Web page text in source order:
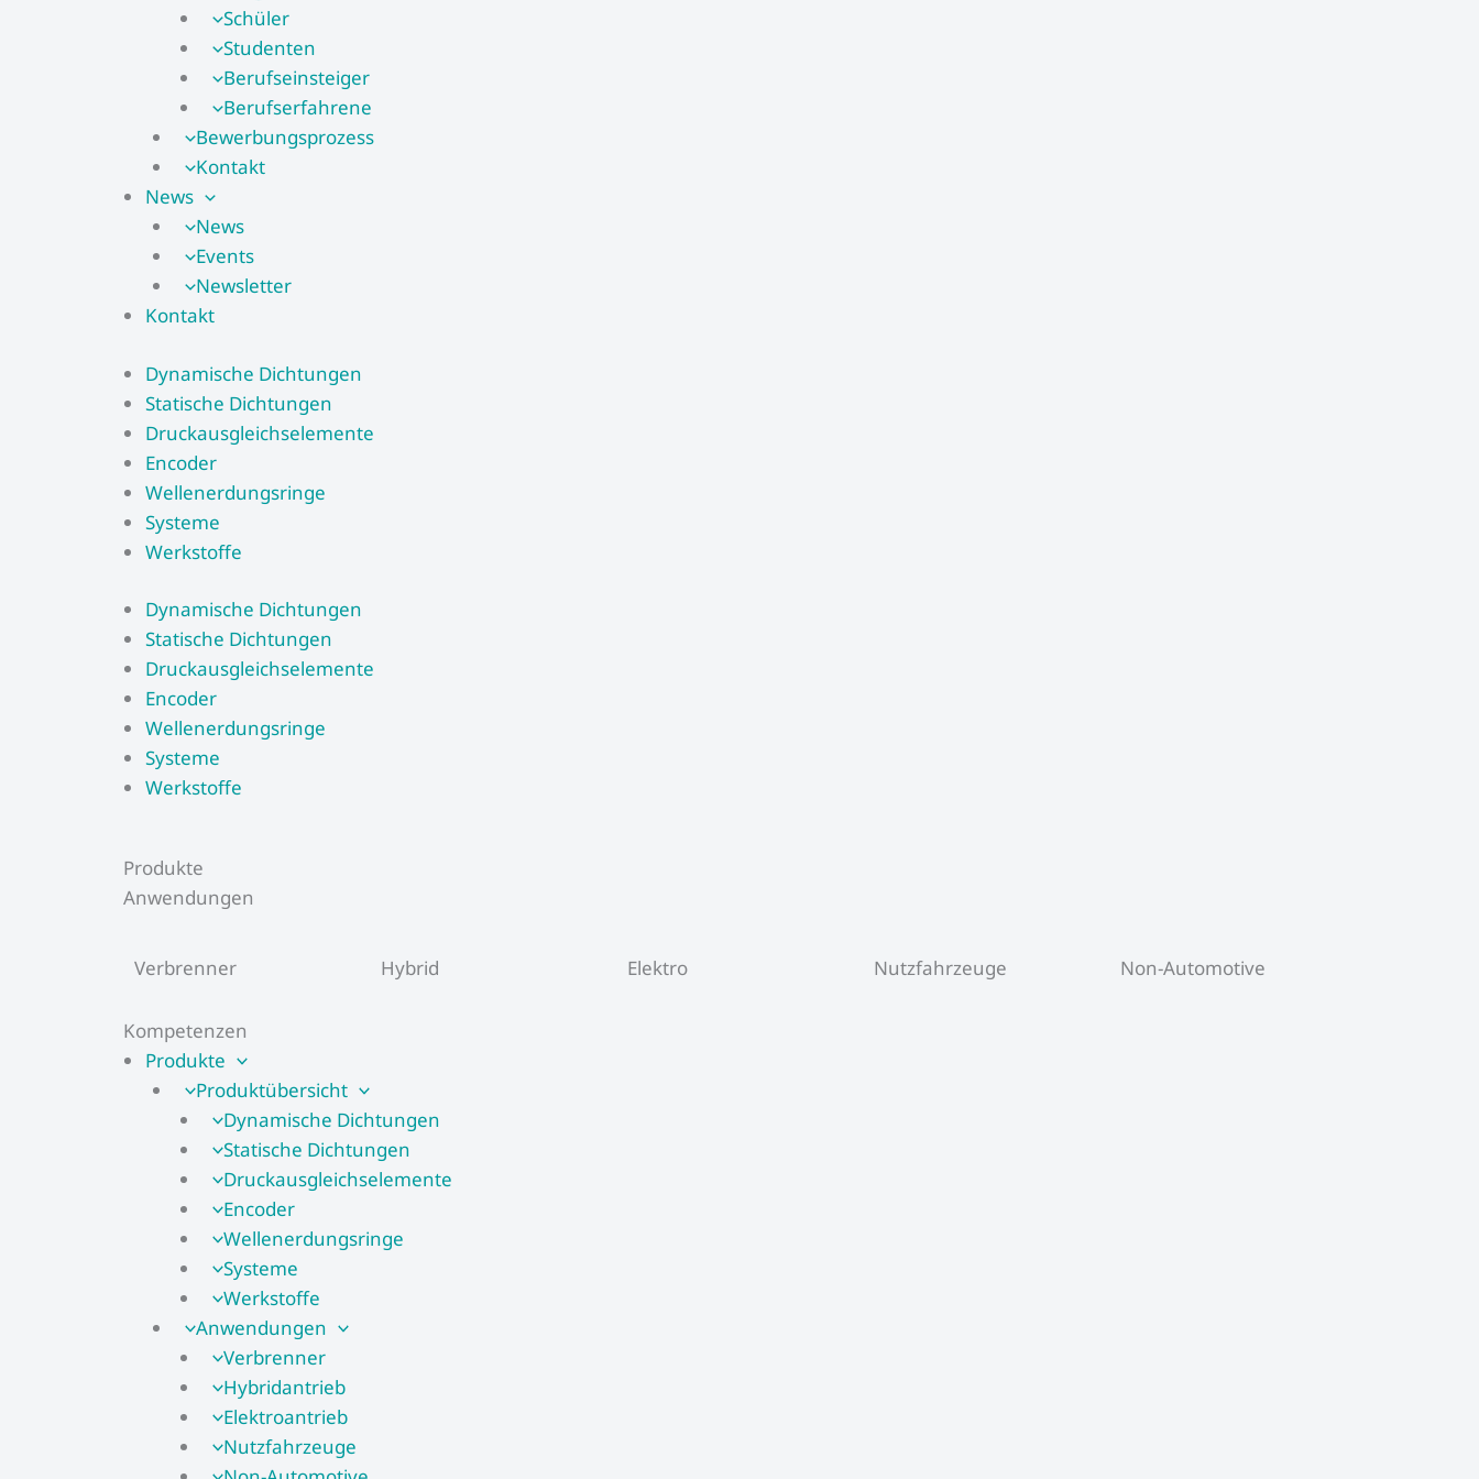
Schüler
Studenten
Berufseinsteiger
Berufserfahrene
Bewerbungsprozess
Kontakt
News
News
Events
Newsletter
Kontakt
Dynamische Dichtungen
Statische Dichtungen
Druckausgleichselemente
Encoder
Wellenerdungsringe
Systeme
Werkstoffe
Dynamische Dichtungen
Statische Dichtungen
Druckausgleichselemente
Encoder
Wellenerdungsringe
Systeme
Werkstoffe
Produkte
Anwendungen
Verbrenner Hybrid Elektro Nutzfahrzeuge Non-Automotive
Kompetenzen
Produkte
Produktübersicht
Dynamische Dichtungen
Statische Dichtungen
Druckausgleichselemente
Encoder
Wellenerdungsringe
Systeme
Werkstoffe
Anwendungen
Verbrenner
Hybridantrieb
Elektroantrieb
Nutzfahrzeuge